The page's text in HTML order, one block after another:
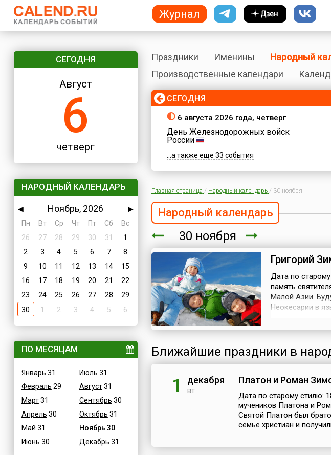
СЕГОДНЯ
Август
6
четверг
НАРОДНЫЙ КАЛЕНДАРЬ
◀ Ноябрь, 2026
▶
Пн
Вт Ср Чт Пт Сб
Вс
26
27 28 29 30 31
1
2
3 4 5 6 7
8
9
10 11 12 13 14
15
16
17 18 19 20 21
22
23
24 25 26 27 28
29
30
1 2 3 4 5 6
ПО МЕСЯЦАМ
Январь 31
Февраль 29
Март31
Апрель 30
Май 31
Июнь 30
Июль 31
Август31
Сентябрь 30
Октябрь 31
Ноябрь 30
Декабрь 31
Праздники Именины Народный
Производственные календари
СЕГОДНЯ
6 августа 2026 года, четверг
День Железнодорожных войск
России
...а также еще 33 события
Главная страница / Народный календарь / 30 ноября
Народный календарь
30 ноября
Григорий
Дата по
память
Малой Азии.
Неокесарии в
вел
Ближайшие праздники в
1 декабря
вт
Платон и Роман
Дата по старому стилю:
мучеников Платона и
Святой Платон был
семье христиан и
Журнал